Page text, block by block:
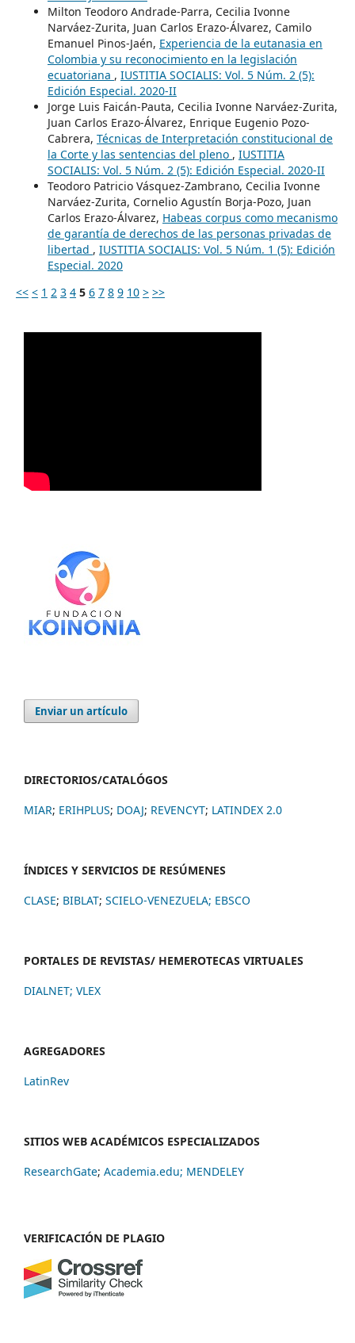
Milton Teodoro Andrade-Parra, Cecilia Ivonne
Narváez-Zurita, Juan Carlos Erazo-Álvarez, Camilo
Emanuel Pinos-Jaén, Experiencia de la eutanasia en
Colombia y su reconocimiento en la legislación
ecuatoriana , IUSTITIA SOCIALIS: Vol. 5 Núm. 2 (5):
Edición Especial. 2020-II
Jorge Luis Faicán-Pauta, Cecilia Ivonne Narváez-Zurita,
Juan Carlos Erazo-Álvarez, Enrique Eugenio Pozo-
Cabrera, Técnicas de Interpretación constitucional de
la Corte y las sentencias del pleno , IUSTITIA
SOCIALIS: Vol. 5 Núm. 2 (5): Edición Especial. 2020-II
Teodoro Patricio Vásquez-Zambrano, Cecilia Ivonne
Narváez-Zurita, Cornelio Agustín Borja-Pozo, Juan
Carlos Erazo-Álvarez, Habeas corpus como mecanismo
de garantía de derechos de las personas privadas de
libertad , IUSTITIA SOCIALIS: Vol. 5 Núm. 1 (5): Edición
Especial. 2020
<< < 1 2 3 4 5 6 7 8 9 10 > >>
Enviar un artículo
DIRECTORIOS/CATALÓGOS
MIAR; ERIHPLUS; DOAJ; REVENCYT; LATINDEX 2.0
ÍNDICES Y SERVICIOS DE RESÚMENES
CLASE; BIBLAT; SCIELO-VENEZUELA; EBSCO
PORTALES DE REVISTAS/ HEMEROTECAS VIRTUALES
DIALNET; VLEX
AGREGADORES
LatinRev
SITIOS WEB ACADÉMICOS ESPECIALIZADOS
ResearchGate; Academia.edu; MENDELEY
VERIFICACIÓN DE PLAGIO